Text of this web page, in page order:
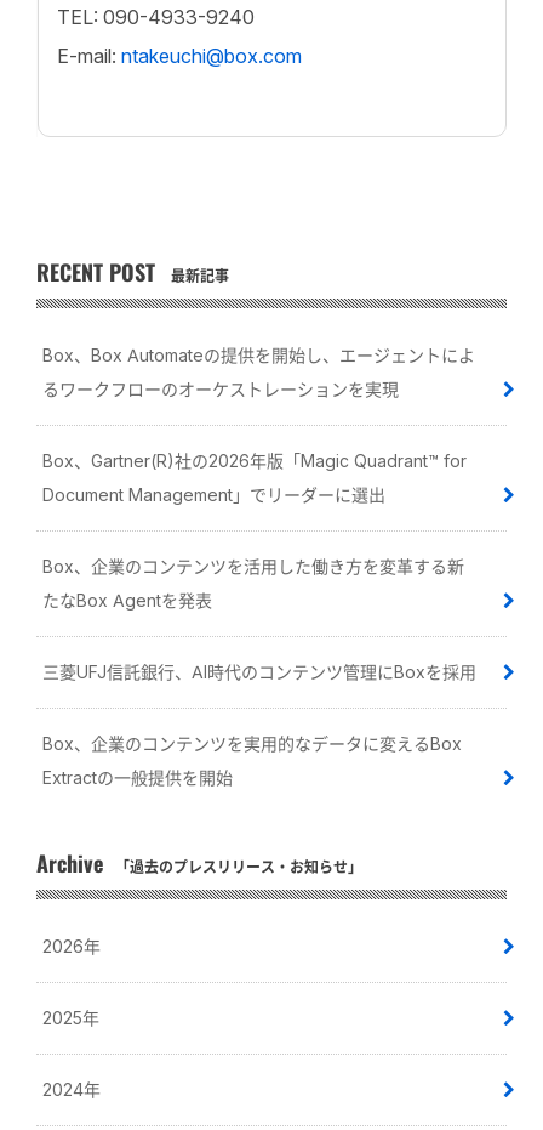
TEL: 090-4933-9240
E-mail: ntakeuchi@box.com
RECENT POST 最新記事
Box、Box Automateの提供を開始し、エージェントによ
るワークフローのオーケストレーションを実現
Box、Gartner(R)社の2026年版「Magic Quadrant™ for
Document Management」でリーダーに選出
Box、企業のコンテンツを活用した働き方を変革する新
たなBox Agentを発表
三菱UFJ信託銀行、AI時代のコンテンツ管理にBoxを採用
Box、企業のコンテンツを実用的なデータに変えるBox
Extractの一般提供を開始
Archive 「過去のプレスリリース・お知らせ」
2026年
2025年
2024年